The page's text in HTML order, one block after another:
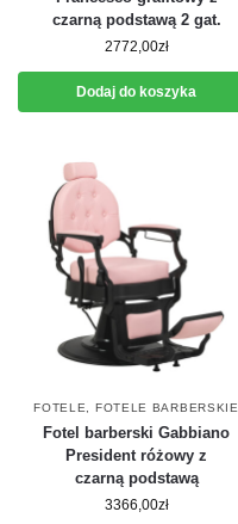
czarną podstawą 2 gat.
2772,00zł
Dodaj do koszyka
FOTELE FOTELE BARBERSKIE
Fotel barberski Gabbiano
President różowy z
czarną podstawą
3366,00zł